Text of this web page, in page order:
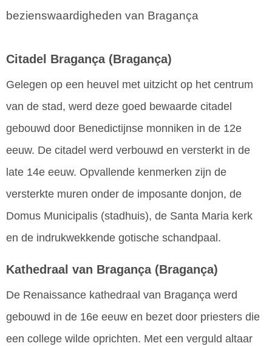
bezienswaardigheden van Bragança
Citadel Bragança (Bragança)
Gelegen op een heuvel met uitzicht op het centrum
van de stad, werd deze goed bewaarde citadel
gebouwd door Benedictijnse monniken in de 12e
eeuw. De citadel werd verbouwd en versterkt in de
late 14e eeuw. Opvallende kenmerken zijn de
versterkte muren onder de imposante donjon, de
Domus Municipalis (stadhuis), de Santa Maria kerk
en de indrukwekkende gotische schandpaal.
Kathedraal van Bragança (Bragança)
De Renaissance kathedraal van Bragança werd
gebouwd in de 16e eeuw en bezet door priesters die
een college wilde oprichten. Met een verguld altaar